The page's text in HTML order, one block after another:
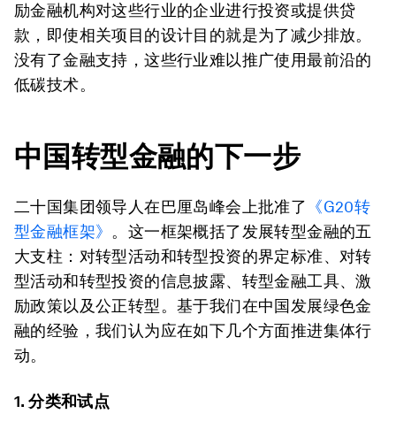
励金融机构对这些行业的企业进行投资或提供贷
款，即使相关项目的设计目的就是为了减少排放。
没有了金融支持，这些行业难以推广使用最前沿的
低碳技术。
中国转型金融的下一步
二十国集团领导人在巴厘岛峰会上批准了 《G20转
型金融框架》 。这一框架概括了发展转型金融的五
大支柱：对转型活动和转型投资的界定标准、对转
型活动和转型投资的信息披露、转型金融工具、激
励政策以及公正转型。基于我们在中国发展绿色金
融的经验，我们认为应在如下几个方面推进集体行
动。
1. 分类和试点